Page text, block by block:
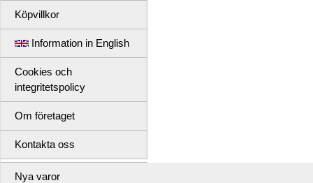
Köpvillkor
Information in English
Cookies och
integritetspolicy
Om företaget
Kontakta oss
Nya varor